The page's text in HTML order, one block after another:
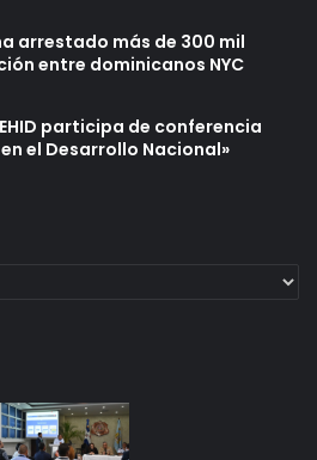
arrestado más de 300 mil
entre dominicanos NYC
participa de conferencia
el Desarrollo Nacional»